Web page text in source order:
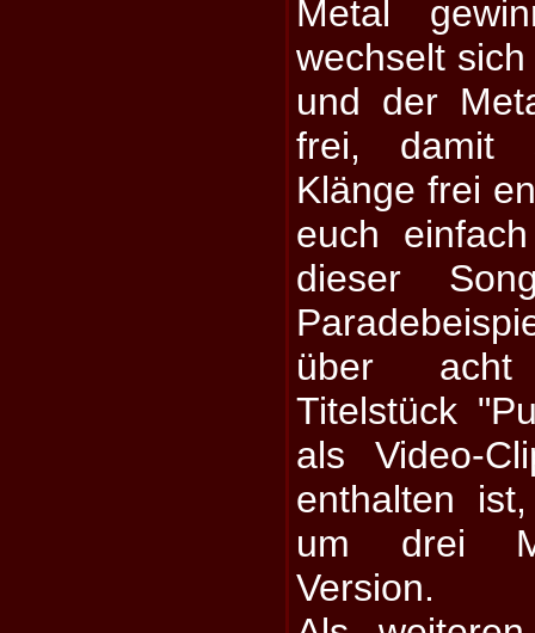
Metal
wechselt
und der
frei, damit
Klänge frei
euch
dieser
über
Titelstück
als Video-
enthalten
um drei
Version.